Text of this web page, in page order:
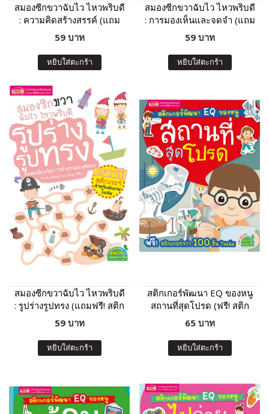
สมองซีกขวาฉับไว ไหวพริบดี
: ความคิดสร้างสรรค์ (แถม
ฟรี! สติกเกอร์)
59 บาท
หยิบใส่ตะกร้า
สมองซีกขวาฉับไว ไหวพริบดี
: การมองเห็นและจดจำ (แถม
ฟรี! สติกเกอร์)
59 บาท
หยิบใส่ตะกร้า
สมองซีกขวาฉับไว ไหวพริบดี
: รูปร่างรูปทรง (แถมฟรี! สติก
เกอร์)
59 บาท
หยิบใส่ตะกร้า
สติกเกอร์พัฒนา EQ ของหนู
สถานที่สุดโปรด (ฟรี! สติก
เกอร์กว่า 100 ชิ้น ในเล่ม)
65 บาท
หยิบใส่ตะกร้า